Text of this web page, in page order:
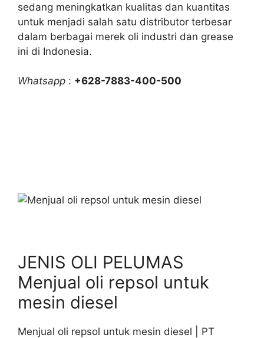
sedang meningkatkan kualitas dan kuantitas
untuk menjadi salah satu distributor terbesar
dalam berbagai merek oli industri dan grease
ini di Indonesia.
Whatsapp : +628-7883-400-500
JENIS OLI PELUMAS
Menjual oli repsol untuk
mesin diesel
Menjual oli repsol untuk mesin diesel | PT